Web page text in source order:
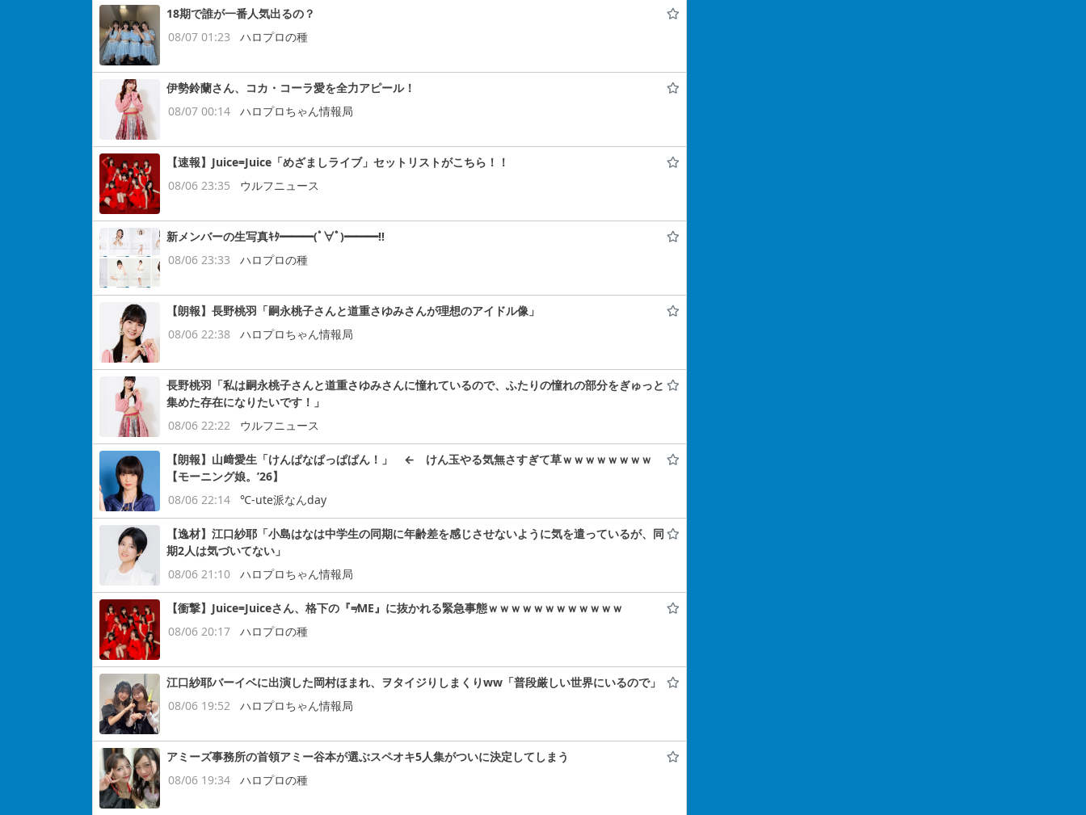
18期で誰が一番人気出るの？
08/07 01:23
ハロプロの種
伊勢鈴蘭さん、コカ・コーラ愛を全力アピール！
08/07 00:14
ハロプロちゃん情報局
【速報】Juice=Juice「めざましライブ」セットリストがこちら！！
08/06 23:35
ウルフニュース
新メンバーの生写真ｷﾀ━━━(ﾟ∀ﾟ)━━━!!
08/06 23:33
ハロプロの種
【朗報】長野桃羽「嗣永桃子さんと道重さゆみさんが理想のアイドル像」
08/06 22:38
ハロプロちゃん情報局
長野桃羽「私は嗣永桃子さんと道重さゆみさんに憧れているので、ふたりの憧れの部分をぎゅっと
集めた存在になりたいです！」
08/06 22:22
ウルフニュース
【朗報】山﨑愛生「けんぱなぱっぱぱん！」 ← けん玉やる気無さすぎて草ｗｗｗｗｗｗｗｗ
【モーニング娘。’26】
08/06 22:14
℃-ute派なんday
【逸材】江口紗耶「小島はなは中学生の同期に年齢差を感じさせないように気を遣っているが、同
期2人は気づいてない」
08/06 21:10
ハロプロちゃん情報局
【衝撃】Juice=Juiceさん、格下の『≠ME』に抜かれる緊急事態ｗｗｗｗｗｗｗｗｗｗｗｗ
08/06 20:17
ハロプロの種
江口紗耶バーイベに出演した岡村ほまれ、ヲタイジりしまくりww「普段厳しい世界にいるので」
08/06 19:52
ハロプロちゃん情報局
アミーズ事務所の首領アミー谷本が選ぶスペオキ5人集がついに決定してしまう
08/06 19:34
ハロプロの種